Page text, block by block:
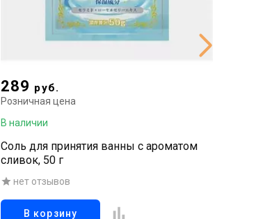
289 руб.
Розничная цена
В наличии
Соль для принятия ванны с ароматом
сливок, 50 г
нет отзывов
В корзину